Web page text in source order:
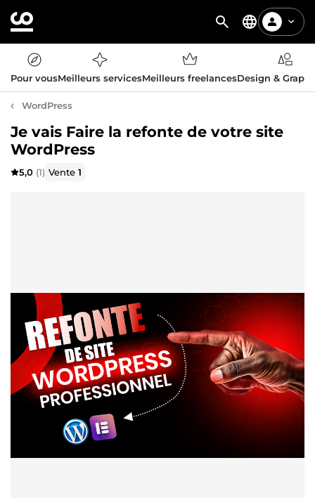
Pour vousMeilleurs servicesMeilleurs freelancesDesign &
WordPress
Je vais Faire la refonte de votre site
WordPress
5,0 (1) Vente1